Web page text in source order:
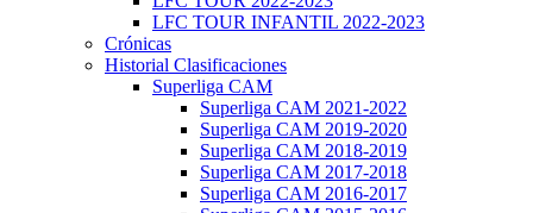
LFC TOUR INFANTIL 2022-2023
Crónicas
Historial Clasificaciones
Superliga CAM
Superliga CAM 2021-2022
Superliga CAM 2019-2020
Superliga CAM 2018-2019
Superliga CAM 2017-2018
Superliga CAM 2016-2017